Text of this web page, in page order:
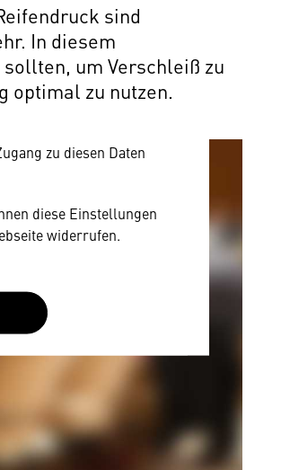
sind
In diesem
um Verschleiß zu
optimal zu nutzen.
Dafür benötigen wir
technische Daten zu
Anbietern austauscht.
zu diesen Daten
diese Einstellungen
widerrufen.